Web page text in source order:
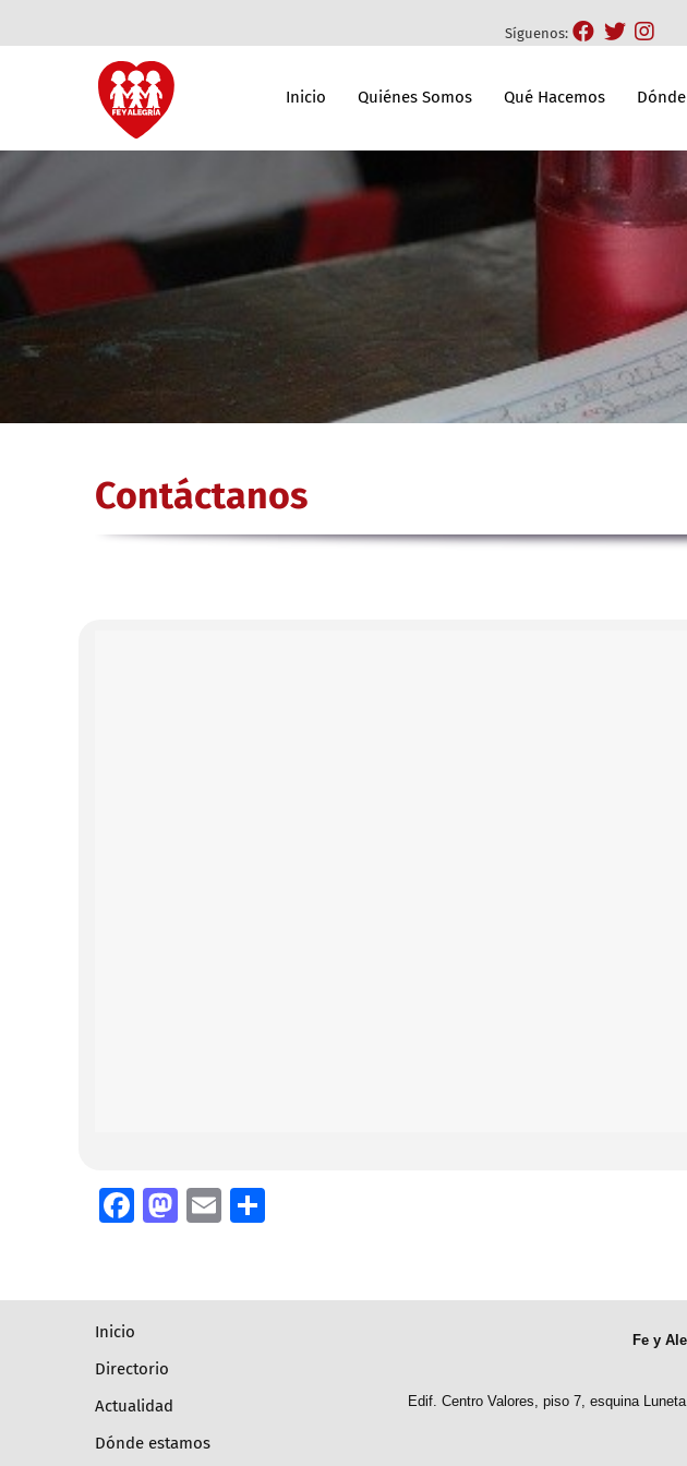
Síguenos:
Inicio Quiénes Somos Qué Hacemos
Contáctanos
FacebookMastodonEmail
inicio
directorio
actualidad
dónde estamos
Fe y
Edif. Centro Valores, piso 7, esquina